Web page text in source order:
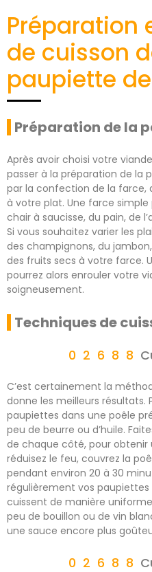
Préparation
de cuisson
paupiette
Préparation de la
Après avoir choisi votre
passer à la préparation de
par la confection de la farce,
à votre plat. Une farce
chair à saucisse, du pain, de
Si vous souhaitez varier les
des champignons, du
des fruits secs à votre farce.
pourrez alors enrouler votre
soigneusement.
Techniques de
C’est certainement la
donne les meilleurs résultats.
paupiettes dans une poêle
peu de beurre ou d’huile.
de chaque côté, pour obtenir
réduisez le feu, couvrez la
pendant environ 20 à 30
régulièrement vos paupiettes
cuissent de manière
peu de bouillon ou de vin
une sauce encore plus